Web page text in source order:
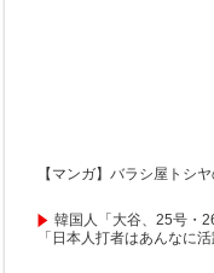
【マンガ】バラシ屋トシ
韓国人「大谷、25号・
「日本人打者はあんなに